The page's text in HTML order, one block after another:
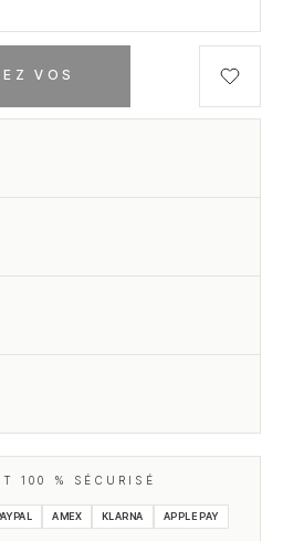
VOS
100 % SÉCURISÉ
AMEX KLARNA APPLE PAY